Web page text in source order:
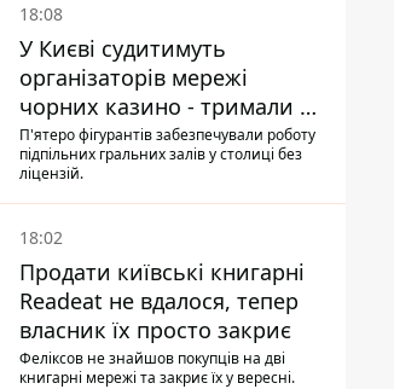
18:08
У Києві судитимуть
організаторів мережі
чорних казино - тримали 39
закладів
П'ятеро фігурантів забезпечували роботу
підпільних гральних залів у столиці без
ліцензій.
18:02
Продати київські книгарні
Readeat не вдалося, тепер
власник їх просто закриє
Феліксов не знайшов покупців на дві
книгарні мережі та закриє їх у вересні.